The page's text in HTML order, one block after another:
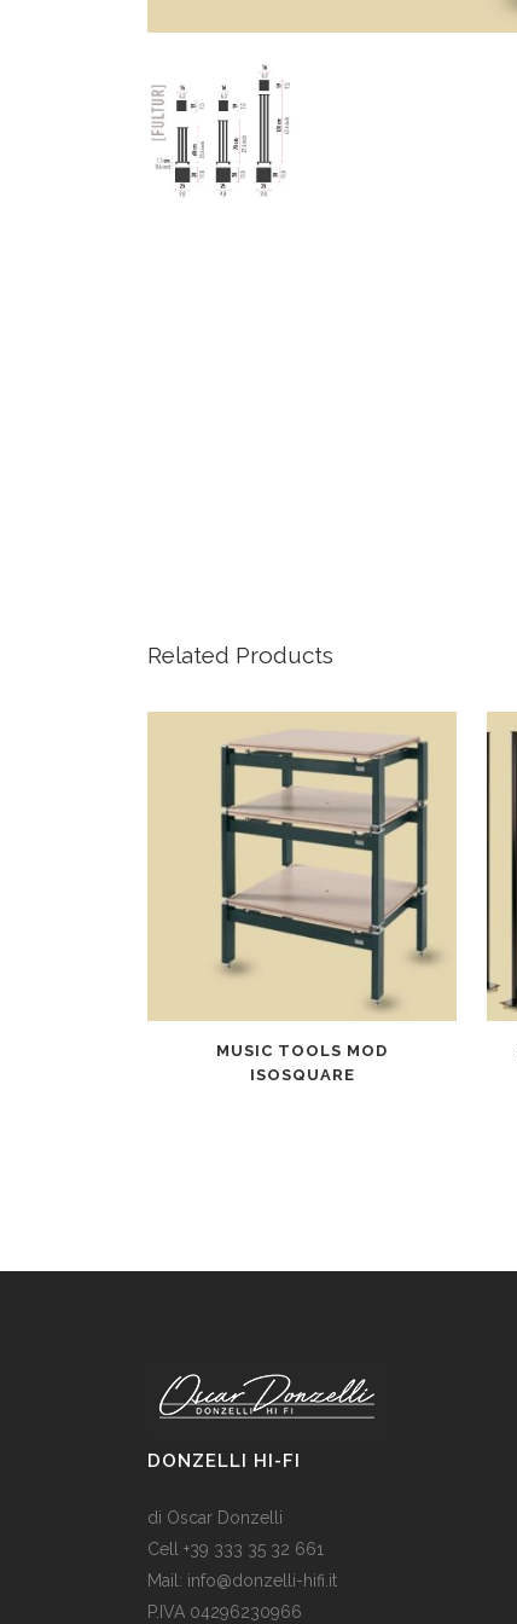
Related Products
MUSIC TOOLS MOD
ISOSQUARE
DONZELLI HI-FI
di Oscar Donzelli
Cell +39 333 35 32 661
Mail: info@donzelli-hifi.it
P.IVA 04296230966